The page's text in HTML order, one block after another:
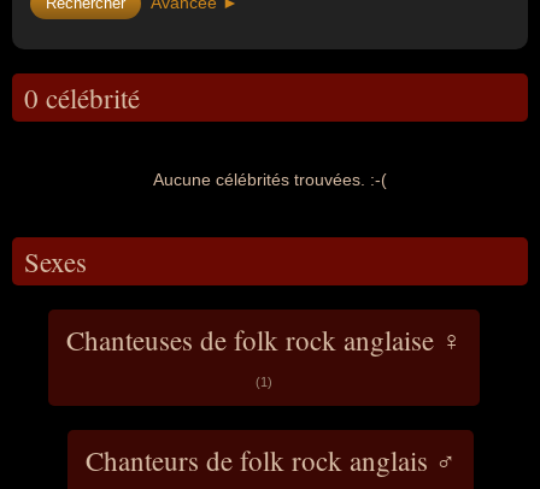
0 célébrité
Aucune célébrités trouvées. :-(
Sexes
Chanteuses de folk rock anglaise ♀
(1)
Chanteurs de folk rock anglais ♂